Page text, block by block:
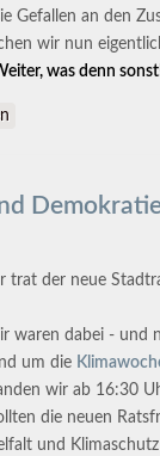
Gefallen an den
wir nun
was denn
trat der neue
waren dabei - und
um die
wir ab 16:30
die neuen
und